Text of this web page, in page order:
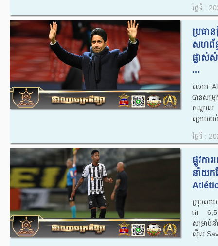
ថ្ងៃទី :
ប្រធា
សហព័ន្
ផ្លាស់​
...
លោក​ Al-
បាន​សម្រុ
កណ្ដាល​
ក្រោយ​ចប់
ថ្ងៃទី :
ផ្លូវកា
នាំយកខ្
ក្រុមមេ
ជា 6,5
សម្រាប់ន
ស៊ីល